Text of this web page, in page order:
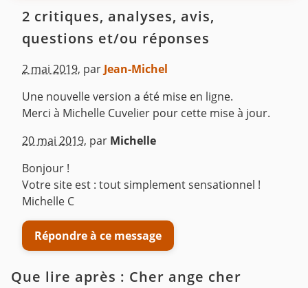
2 critiques, analyses, avis,
questions et/ou réponses
2 mai 2019, par Jean-Michel
Une nouvelle version a été mise en ligne.
Merci à Michelle Cuvelier pour cette mise à jour.
^
20 mai 2019, par Michelle
Bonjour !
Votre site est : tout simplement sensationnel !
Michelle C
Répondre à ce message
Que lire après : Cher ange cher